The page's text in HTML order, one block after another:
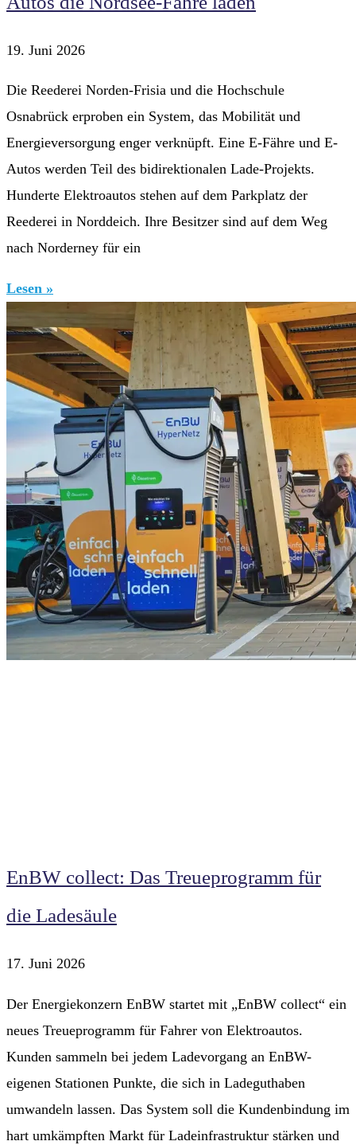
19. Juni 2026
Die Reederei Norden-Frisia und die Hochschule
Osnabrück erproben ein System, das Mobilität und
Energieversorgung enger verknüpft. Eine E-Fähre und E-
Autos werden Teil des bidirektionalen Lade-Projekts.
Hunderte Elektroautos stehen auf dem Parkplatz der
Reederei in Norddeich. Ihre Besitzer sind auf dem Weg
nach Norderney für ein
Lesen »
EnBW collect: Das Treueprogramm für
die Ladesäule
17. Juni 2026
Der Energiekonzern EnBW startet mit „EnBW collect“ ein
neues Treueprogramm für Fahrer von Elektroautos.
Kunden sammeln bei jedem Ladevorgang an EnBW-
eigenen Stationen Punkte, die sich in Ladeguthaben
umwandeln lassen. Das System soll die Kundenbindung im
hart umkämpften Markt für Ladeinfrastruktur stärken und